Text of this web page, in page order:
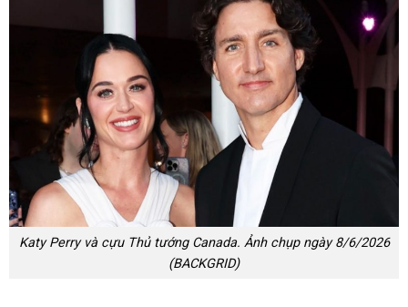
Katy Perry và cựu Thủ tướng Canada. Ảnh chụp ngày 8/6/2026
(BACKGRID)